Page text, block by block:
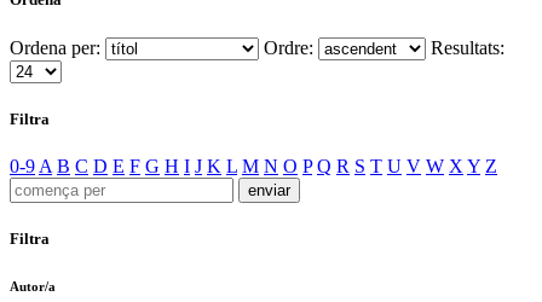
Ordena per: Ordre: Resultats:
Filtra
0-9 A B C D E F G H I J K L M N O P Q R S T U V W X Y Z
Filtra
Autor/a